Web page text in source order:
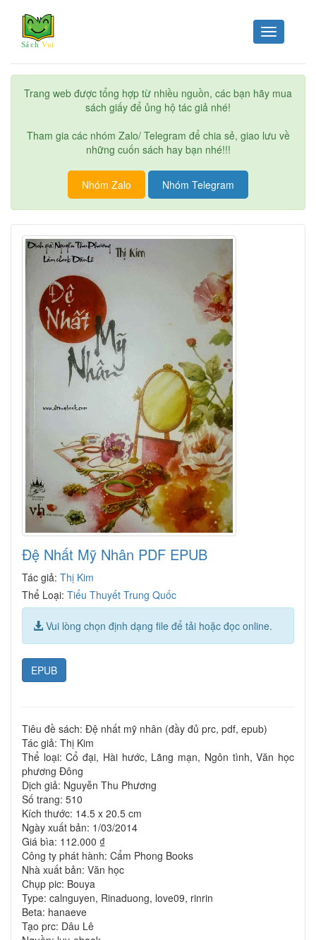
Toggle
navigation
Trang web được tổng hợp từ nhiều nguồn, các bạn hãy mua
sách giấy để ủng hộ tác giả nhé!
Tham gia các nhóm Zalo/ Telegram để chia sẻ, giao lưu về
những cuốn sách hay bạn nhé!!!
Nhóm Zalo Nhóm Telegram
Đệ Nhất Mỹ Nhân PDF EPUB
Tác giả: Thị Kim
Thể Loại: Tiểu Thuyết Trung Quốc
Vui lòng chọn định dạng file để tải hoặc đọc online.
EPUB
Tiêu đề sách: Đệ nhất mỹ nhân (đầy đủ prc, pdf, epub)
Tác giả: Thị Kim
Thể loại: Cổ đại, Hài hước, Lãng mạn, Ngôn tình, Văn học
phương Đông
Dịch giả: Nguyễn Thu Phương
Số trang: 510
Kích thước: 14.5 x 20.5 cm
Ngày xuất bản: 1/03/2014
Giá bìa: 112.000 ₫
Công ty phát hành: Cẩm Phong Books
Nhà xuất bản: Văn học
Chụp pic: Bouya
Type: calnguyen, Rinaduong, love09, rinrin
Beta: hanaeve
Tạo prc: Dâu Lê